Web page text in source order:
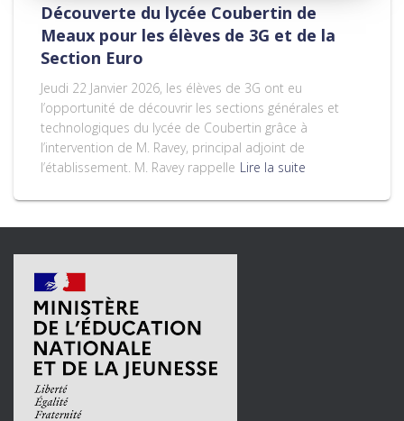
Découverte du lycée Coubertin de
Meaux pour les élèves de 3G et de la
Section Euro
Jeudi 22 Janvier 2026, les élèves de 3G ont eu
l’opportunité de découvrir les sections générales et
technologiques du lycée de Coubertin grâce à
l’intervention de M. Ravey, principal adjoint de
l’établissement. M. Ravey rappelle Lire la suite